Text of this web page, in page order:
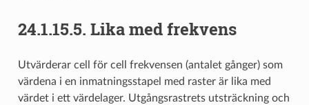
24.1.15.5. Lika med frekvens
Utvärderar cell för cell frekvensen (antalet gånger) som
värdena i en inmatningsstapel med raster är lika med
värdet i ett värdelager. Utgångsrastrets utsträckning och